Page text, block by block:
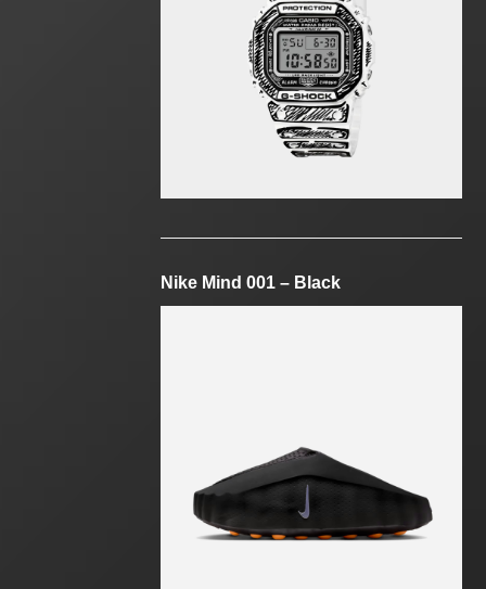
Nike Mind 001 – Black